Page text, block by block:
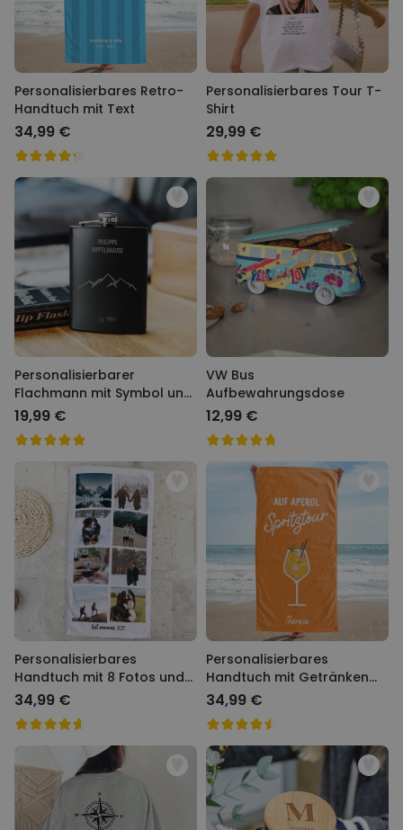
Personalisierbares Retro-
Handtuch mit Text
34,99 €
Personalisierbares Tour T-
Shirt
29,99 €
Personalisierbarer
Flachmann mit Symbol und
Text
19,99 €
VW Bus
Aufbewahrungsdose
12,99 €
Personalisierbares
Handtuch mit 8 Fotos und
Text
34,99 €
Personalisierbares
Handtuch mit Getränken
und Spruch
34,99 €